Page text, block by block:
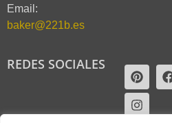
Email:
baker@221b.es
REDES SOCIALES